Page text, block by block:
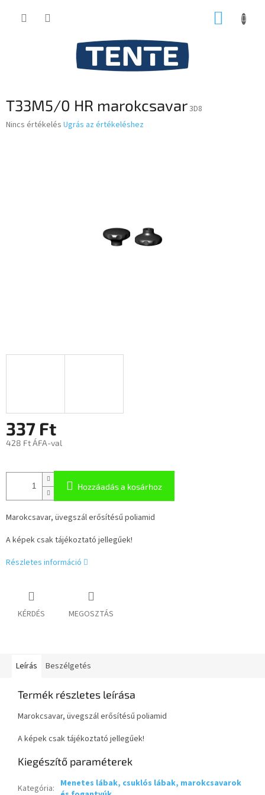
KOSÁR
T33M5/0 HR marokcsavar3D8
A
Nincs értékelés Ugrás az értékeléshez
337 Ft
428 Ft ÁFA-val
Hozzáadás a kosárhoz
Marokcsavar, üvegszál erősítésű poliamid
A képek csak tájékoztató jellegűek!
Részletes információ
KÉRDÉS MEGOSZTÁS
Leírás Beszélgetés
Termék részletes leírása
Marokcsavar, üvegszál erősítésű poliamid
A képek csak tájékoztató jellegűek!
Kiegészítő paraméterek
Kategória: Menetes lábak, csuklós lábak, marokcsavarok